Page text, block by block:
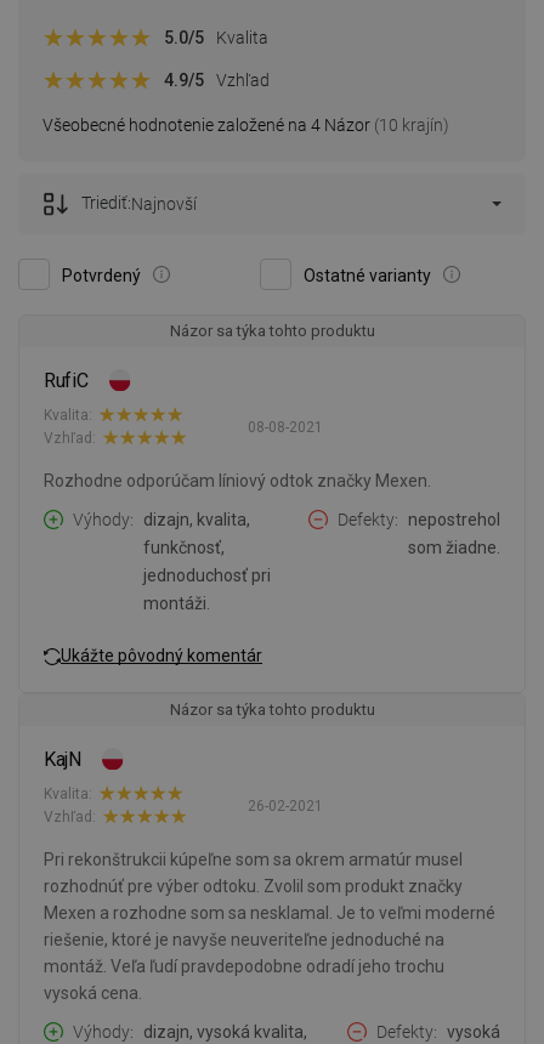
Všeobecné hodnotenie založené na 4 Názor (10 krajín)
5.0/5 Kvalita
4.9/5 Vzhľad
Potvrdený Ostatné varianty
Triediť:Najnovší
Názor sa týka tohto produktu
RufiC
08-08-2021
Kvalita:
Vzhľad:
Rozhodne odporúčam líniový odtok značky Mexen.
Výhody
dizajn, kvalita,
funkčnosť,
jednoduchosť pri
montáži.
Defekty
nepostrehol
som žiadne.
Ukážte pôvodný komentár
Názor sa týka tohto produktu
KajN
26-02-2021
Kvalita:
Vzhľad:
Pri rekonštrukcii kúpeľne som sa okrem armatúr musel
rozhodnúť pre výber odtoku. Zvolil som produkt značky
Mexen a rozhodne som sa nesklamal. Je to veľmi moderné
riešenie, ktoré je navyše neuveriteľne jednoduché na
montáž. Veľa ľudí pravdepodobne odradí jeho trochu
vysoká cena.
Výhody
dizajn, vysoká kvalita,
Defekty
vysoká